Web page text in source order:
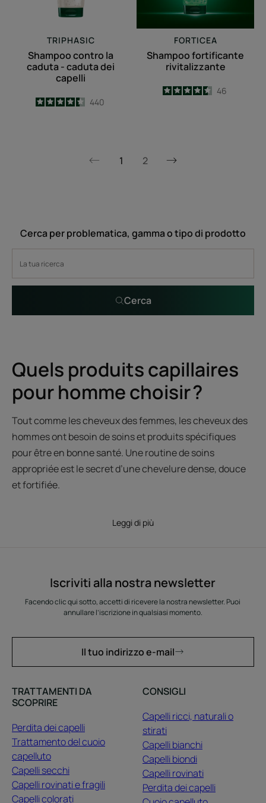
dei
capelli
TRIPHASIC
Shampoo contro la
caduta - caduta dei
capelli
4.4
/5
440
FORTICEA
Shampoo fortificante
rivitalizzante
4.5
/5
46
Pagina
1 2
Pagina
Cerca per problematica, gamma o tipo di prodotto
Cerca
Quels produits capillaires
pour homme choisir ?
Tout comme les cheveux des femmes, les cheveux des
hommes ont besoin de soins et produits spécifiques
pour être en bonne santé. Une routine de soins
appropriée est le secret d’une chevelure dense, douce
et fortifiée.
Leggi di più
Iscriviti alla nostra newsletter
Facendo clic qui sotto, accetti di ricevere la nostra newsletter. Puoi
annullare l’iscrizione in qualsiasi momento.
Il tuo indirizzo e-mail
TRATTAMENTI DA
SCOPRIRE
Perdita dei capelli
Trattamento del cuoio
capelluto
Capelli secchi
Capelli rovinati e fragili
Capelli colorati
CONSIGLI
Capelli ricci, naturali o
stirati
Capelli bianchi
Capelli biondi
Capelli rovinati
Perdita dei capelli